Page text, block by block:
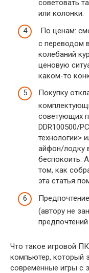
советовать
или колонки.
По ценам:
с переводом
колебаний
ценовую
каком-то
Покупку
советующих
DDR100500/
технологии>
айфон/лодку
беспокоить.
том, как
эта статья
(автору не
предпочтений
Что такое игровой
компьютер, который
современные игры с